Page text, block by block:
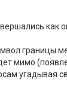
как
границы
мимо
угадывая